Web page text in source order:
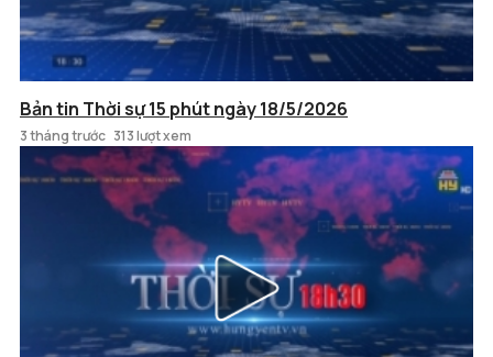
Bản tin Thời sự 15 phút ngày 18/5/2026
3 tháng trước 313 lượt xem